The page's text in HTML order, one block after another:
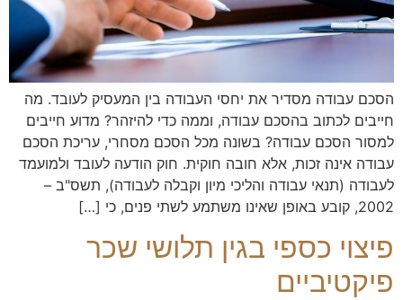
הסכם עבודה מסדיר את יחסי העבודה בין המעסיק לעובד. מה
חייבים לכתוב בהסכם עבודה, וממה כדי להיזהר? מדוע חייבים
למסור הסכם עבודה? בשונה מכל הסכם מסחרי, עריכת הסכם
עבודה אינה זכות, אלא חובה חוקית. חוק הודעה לעובד ולמועמד
לעבודה (תנאי עבודה והליכי מיון וקבלה לעבודה), תשס"ב –
2002, קובע באופן שאינו משתמע לשתי פנים, כי […]
פיצוי כספי בגין תלושי שכר
פיקטיביים